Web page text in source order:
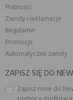
Płatności
Zwroty i reklamacje
Regulamin
Promocje
Automatyczne zwroty
ZAPISZ SIĘ DO
Zapisz mnie do